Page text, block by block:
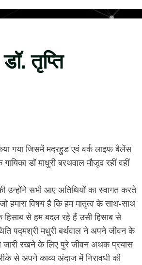
तृप्ति
गया जिसमें मदरहुड एवं वर्क लाइफ बैलेंस
डॉ माधुरी बरथवाल मौजूद रहीं वहीं
सभी आए अतिथियों का स्वागत करते
हमारा विषय है कि हम मातृत्व के साथ-साथ
से हम बदल रहे हैं उसी हिसाब से
पद्मश्री मधुरी बर्थवाल ने अपने जीवन के
जारी रखने के लिए पुरे जीवन अथक प्रयास
से अपने काव्य अंदाज में निरावधी की